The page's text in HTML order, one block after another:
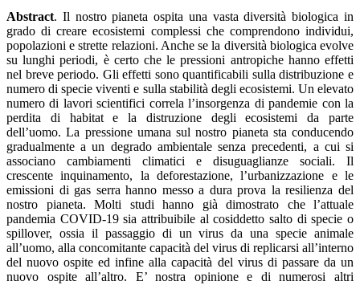
Abstract. Il nostro pianeta ospita una vasta diversità biologica in
grado di creare ecosistemi complessi che comprendono individui,
popolazioni e strette relazioni. Anche se la diversità biologica evolve
su lunghi periodi, è certo che le pressioni antropiche hanno effetti
nel breve periodo. Gli effetti sono quantificabili sulla distribuzione e
numero di specie viventi e sulla stabilità degli ecosistemi. Un elevato
numero di lavori scientifici correla l’insorgenza di pandemie con la
perdita di habitat e la distruzione degli ecosistemi da parte
dell’uomo. La pressione umana sul nostro pianeta sta conducendo
gradualmente a un degrado ambientale senza precedenti, a cui si
associano cambiamenti climatici e disuguaglianze sociali. Il
crescente inquinamento, la deforestazione, l’urbanizzazione e le
emissioni di gas serra hanno messo a dura prova la resilienza del
nostro pianeta. Molti studi hanno già dimostrato che l’attuale
pandemia COVID-19 sia attribuibile al cosiddetto salto di specie o
spillover, ossia il passaggio di un virus da una specie animale
all’uomo, alla concomitante capacità del virus di replicarsi all’interno
del nuovo ospite ed infine alla capacità del virus di passare da un
nuovo ospite all’altro. E’ nostra opinione e di numerosi altri